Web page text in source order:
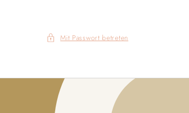
Mit Passwort betreten